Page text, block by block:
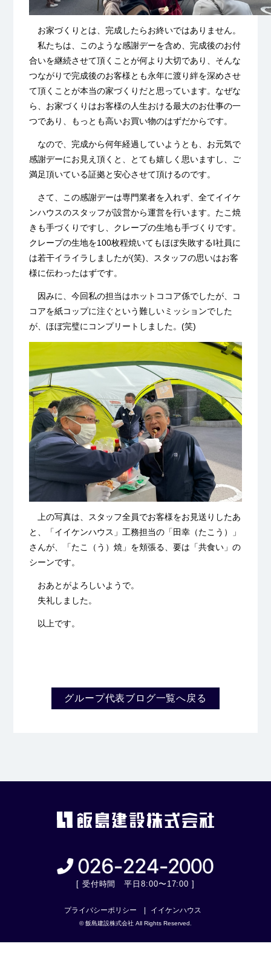
お家づくりとは、完成したらお終いではありません。
私たちは、このような感謝デーを含め、完成後のお付
合いを継続させて頂くことが何より大切であり、そんな
つながりで完成後のお客様とも永年に渡り絆を深めさせ
て頂くことが本当の家づくりだと思っています。なぜな
ら、お家づくりはお客様の人生おける最大のお仕事の一
つであり、もっとも高いお買い物のはずだからです。
なので、完成から何年経過していようとも、お元気で
感謝デーにお見え頂くと、とても嬉しく思いますし、ご
満足頂いている証拠と安心させて頂けるのです。
さて、この感謝デーは専門業者を入れず、全てイイケ
ンハウスのスタッフが設営から運営を行います。たこ焼
きも手づくりですし、クレープの生地も手づくりです。
クレープの生地を100枚程焼いてもほぼ失敗するI社員に
は若干イライラしましたが(笑)、スタッフの思いはお客
様に伝わったはずです。
因みに、今回私の担当はホットココア係でしたが、コ
コアを紙コップに注ぐという難しいミッションでした
が、ほぼ完璧にコンプリートしました。(笑)
上の写真は、スタッフ全員でお客様をお見送りしたあ
と、「イイケンハウス」工務担当の「田幸（たこう）」
さんが、「たこ（う）焼」を頬張る、要は「共食い」の
シーンです。
おあとがよろしいようで。
失礼しました。
以上です。
グループ代表ブログ一覧へ戻る
[ 受付時間 平日8:00〜17:00 ]
プライバシーポリシー イイケンハウス
© 飯島建設株式会社 All Rights Reserved.